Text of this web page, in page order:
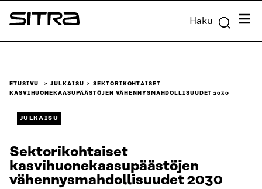
Siirry
suoraan
Sitra Haku
ETUSIVU JULKAISU
SEKTORIKOHTAISET
KASVIHUONEKAASUPÄÄSTÖJEN VÄHENNYSMAHDOLLISUUDET 2030
JULKAISU
Sektorikohtaiset
kasvihuonekaasupäästöjen
vähennysmahdollisuudet 2030